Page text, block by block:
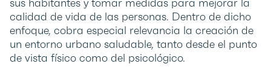
calidad de vida de las personas. Dentro de dicho
enfoque, cobra especial relevancia la creación de
un entorno urbano saludable, tanto desde el punto
de vista físico como del psicológico.